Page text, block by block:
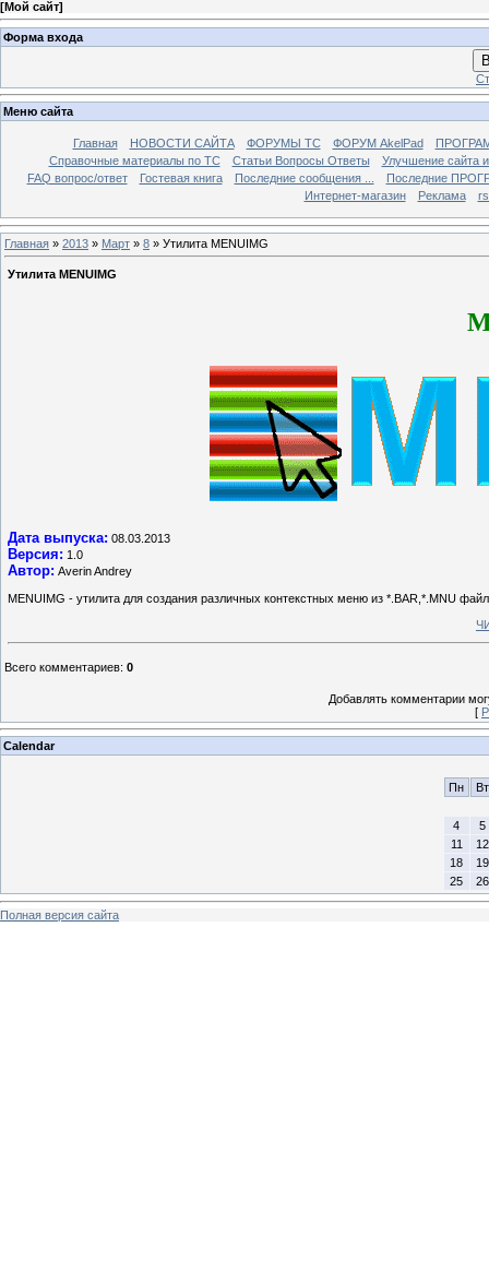
[Мой сайт]
Форма входа
Меню сайта
Главная НОВОСТИ САЙТА ФОРУМЫ TC ФОРУМ AkelPad
Справочные материалы по TС
Статьи Вопросы Ответы
Улучшение сайта
FAQ вопрос/ответ
Гостевая книга Последние сообщения ...
Последние
Интернет-магазин
Реклама
Главная » 2013 » Март » 8 » Утилита MENUIMG
Утилита MENUIMG
Дата выпуска: 08.03.2013
Версия: 1.0
Автор: Averin Andrey
MENUIMG - утилита для создания различных контекстных меню из *.BAR,*.MNU
Всего комментариев: 0
Добавлять комментарии
[
Calendar
Пн Вт
4
5
11
12
18
19
25
26
Полная версия сайта